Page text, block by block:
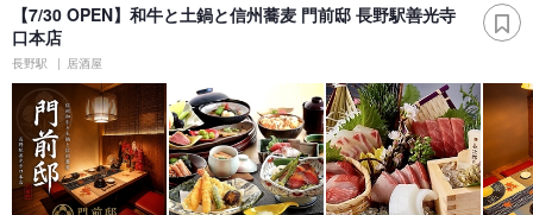
【7/30 OPEN】和牛と土鍋と信州蕎麦 門前邸 長野駅善光寺
口本店
長野駅 居酒屋